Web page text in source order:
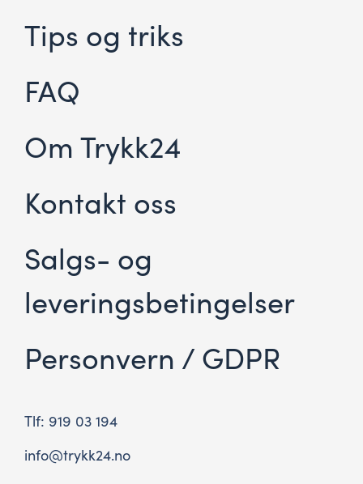
Tips og triks
FAQ
Om Trykk24
Kontakt oss
Salgs- og
leveringsbetingelser
Personvern / GDPR
Tlf: 919 03 194
info@trykk24.no